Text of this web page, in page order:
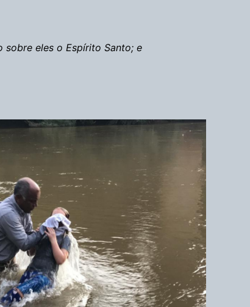
sobre eles o Espírito Santo; e